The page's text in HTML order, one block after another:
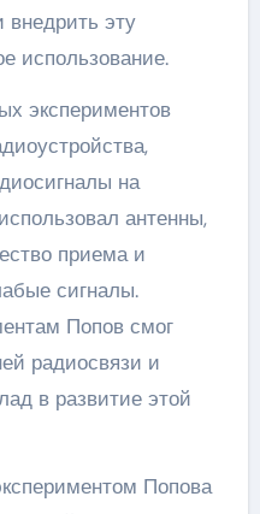
внедрить эту
использование.
экспериментов
на
антенны,
приема и
сигналы.
Попов смог
радиосвязи и
в развитие этой
Попова